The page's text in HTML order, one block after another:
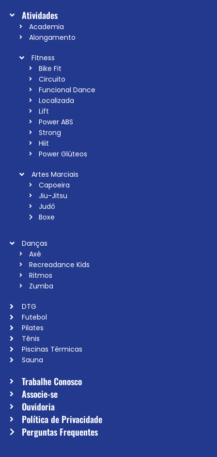
Atividades
Academia
Alongamento
Fitness
Bike Fit
Circuito
Funcional Dance
Localizada
Lift
Power ABS
Strong
Hiit
Power Glúteos
Artes Marciais
Capoeira
Jiu-Jitsu
Judô
Boxe
Danças
Axé
Recreadance Kids
Ritmos
Zumba
DTG
Futebol
Pilates
Tênis
Piscinas Térmicas
Sauna
Trabalhe Conosco
Associe-se
Ouvidoria
Política de Privacidade
Perguntas Frequentes